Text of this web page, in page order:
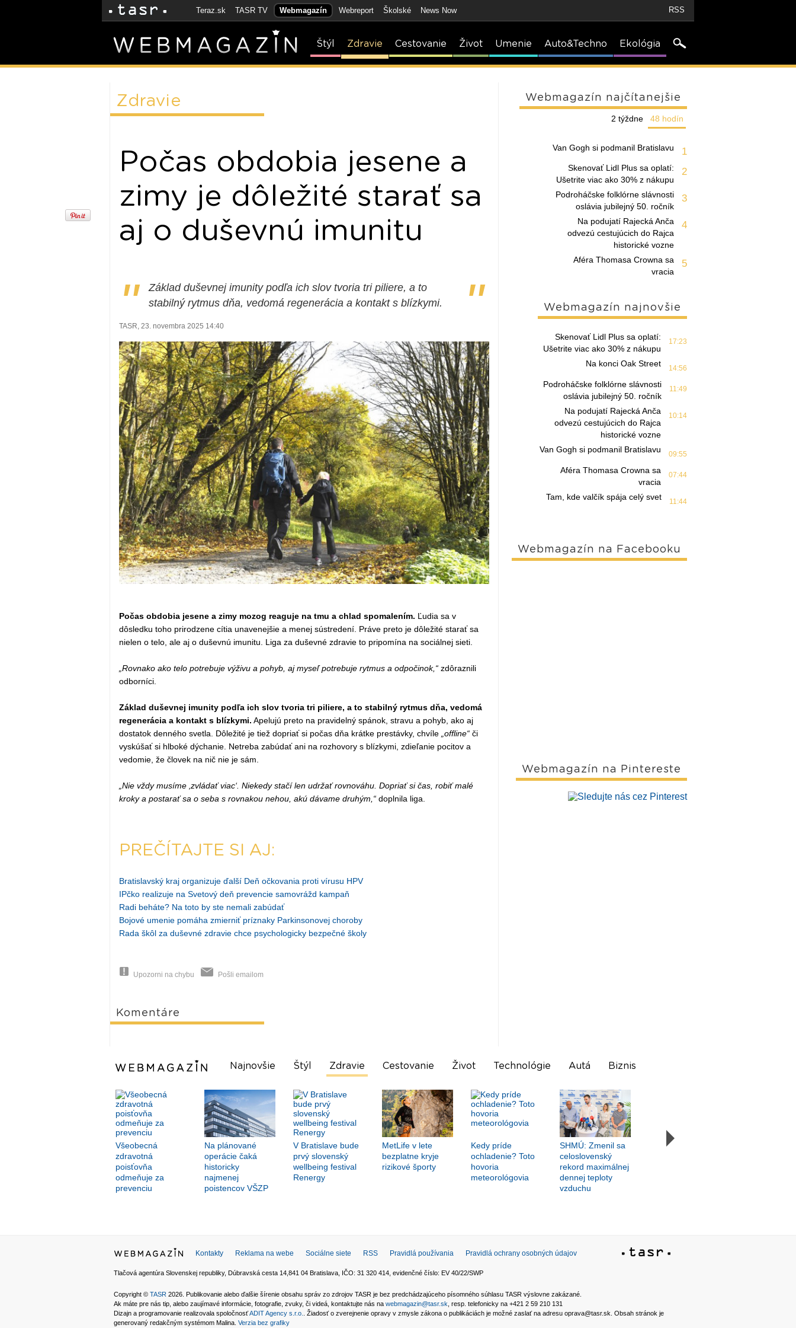
Teraz.sk TASR TV Webmagazín Webreport Školské News Now RSS
Štýl Zdravie Cestovanie Život Umenie Auto&Techno Ekológia
Zdravie
Počas obdobia jesene a
zimy je dôležité starať sa
aj o duševnú imunitu
"
Základ duševnej imunity podľa ich slov tvoria tri piliere, a to
stabilný rytmus dňa, vedomá regenerácia a kontakt s blízkymi.
"
TASR, 23. novembra 2025 14:40
Počas obdobia jesene a zimy mozog reaguje na tmu a chlad spomalením. Ľudia sa v
dôsledku toho prirodzene cítia unavenejšie a menej sústredení. Práve preto je dôležité starať sa
nielen o telo, ale aj o duševnú imunitu. Liga za duševné zdravie to pripomína na sociálnej sieti.
„Rovnako ako telo potrebuje výživu a pohyb, aj myseľ potrebuje rytmus a odpočinok,“zdôraznili
odborníci.
Základ duševnej imunity podľa ich slov tvoria tri piliere, a to stabilný rytmus dňa, vedomá
regenerácia a kontakt s blízkymi. Apelujú preto na pravidelný spánok, stravu a pohyb, ako aj
dostatok denného svetla. Dôležité je tiež dopriať si počas dňa krátke prestávky, chvíle „offline“či
vyskúšať si hlboké dýchanie. Netreba zabúdať ani na rozhovory s blízkymi, zdieľanie pocitov a
vedomie, že človek na nič nie je sám.
„Nie vždy musíme ‚zvládať viac‘. Niekedy stačí len udržať rovnováhu. Dopriať si čas, robiť malé
kroky a postarať sa o seba s rovnakou nehou, akú dávame druhým,“doplnila liga.
PREČÍTAJTE SI AJ:
Bratislavský kraj organizuje ďalší Deň očkovania proti vírusu HPV
IPčko realizuje na Svetový deň prevencie samovrážd kampaň
Radi beháte? Na toto by ste nemali zabúdať
Bojové umenie pomáha zmierniť príznaky Parkinsonovej choroby
Rada škôl za duševné zdravie chce psychologicky bezpečné školy
Upozorni na chybu Pošli emailom
Komentáre
Webmagazín najčítanejšie
48 hodín
2 týždne
1
Van Gogh si podmanil Bratislavu
2
Skenovať Lidl Plus sa oplatí:
Ušetrite viac ako 30% z nákupu
3
Podroháčske folklórne slávnosti
oslávia jubilejný 50. ročník
4
Na podujatí Rajecká Anča
odvezú cestujúcich do Rajca
historické vozne
5
Aféra Thomasa Crowna sa
vracia
Webmagazín najnovšie
17:23
Skenovať Lidl Plus sa oplatí:
Ušetrite viac ako 30% z nákupu
14:56
Na konci Oak Street
11:49
Podroháčske folklórne slávnosti
oslávia jubilejný 50. ročník
10:14
Na podujatí Rajecká Anča
odvezú cestujúcich do Rajca
historické vozne
09:55
Van Gogh si podmanil Bratislavu
07:44
Aféra Thomasa Crowna sa
vracia
11:44
Tam, kde valčík spája celý svet
Webmagazín na Facebooku
Webmagazín na Pintereste
Najnovšie Štýl Zdravie Cestovanie Život Technológie Autá Biznis
Všeobecná
zdravotná
poisťovňa
odmeňuje za
prevenciu
Na plánované
operácie čaká
historicky
najmenej
poistencov VŠZP
V Bratislave bude
prvý slovenský
wellbeing festival
Renergy
MetLife v lete
bezplatne kryje
rizikové športy
Kedy príde
ochladenie? Toto
hovoria
meteorológovia
SHMÚ: Zmenil sa
celoslovenský
rekord maximálnej
dennej teploty
vzduchu
Kontakty Reklama na webe Sociálne siete RSS Pravidlá používania Pravidlá ochrany osobných údajov
Tlačová agentúra Slovenskej republiky, Dúbravská cesta 14,841 04 Bratislava, IČO: 31 320 414, evidenčné číslo: EV 40/22/SWP
Copyright © TASR 2026. Publikovanie alebo ďalšie šírenie obsahu správ zo zdrojov TASR je bez predchádzajúceho písomného súhlasu TASR výslovne zakázané.
Ak máte pre nás tip, alebo zaujímavé informácie, fotografie, zvuky, či videá, kontaktujte nás na webmagazin@tasr.sk , resp. telefonicky na +421 2 59 210 131
Dizajn a programovanie realizovala spoločnosťADIT Agency s.r.o.
. Žiadosť o zverejnenie opravy v zmysle zákona o publikáciách je možné zaslať na adresu oprava@tasr.sk. Obsah stránok je
generovaný redakčným systémom Malina. Verzia bez grafiky